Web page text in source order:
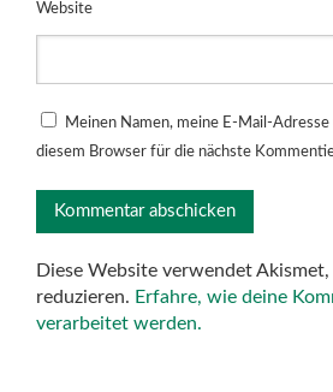
Website
Meinen Namen, meine E-Mail-
diesem Browser für die nächste
Diese Website verwendet Akismet,
reduzieren. Erfahre, wie deine
verarbeitet werden.